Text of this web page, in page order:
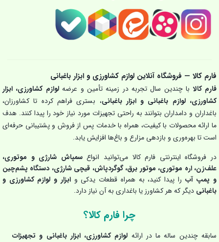
فارم کالا — فروشگاه آنلاین لوازم کشاورزی و ابزار باغبانی
فارم کالا با چندین سال تجربه در زمینه تأمین و عرضهلوازم کشاورزی، ابزار
کشاورزی، لوازم باغبانی و ابزار باغبانی، بستری فراهم کرده تا کشاورزان،
باغداران و دامداران بتوانند به راحتی تجهیزات مورد نیاز خود را پیدا کنند. هدف
ما ارائه محصولات با کیفیت، همراه با خدمات پس از فروش و پشتیبانی حرفه‌ای
است تا بهره‌وری و بازدهی مزارع و باغ‌ها افزایش یابد.
در فروشگاه اینترنتی فارم کالا می‌توانید انواعسمپاش شارژی و موتوری،
علف‌زن، اره موتوری، موتور برق، گوگردپاش، قیچی شارژی، دستگاه پشم‌چین
و پمپ آب را پیدا کنید، به همراه قطعات یدکی وابزار و لوازم کشاورزی و
باغبانی دیگر که هر کشاورز یا باغداری به آن نیاز دارد.
چرا فارم کالا؟
سابقه چندین ساله ما در ارائه لوازم کشاورزی، ابزار باغبانی و تجهیزات